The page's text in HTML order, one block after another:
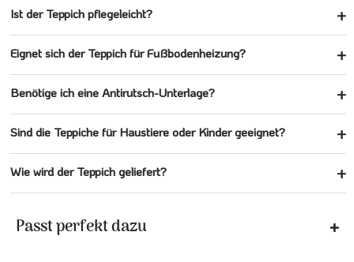
Ist der Teppich pflegeleicht?
Eignet sich der Teppich für Fußbodenheizung?
Benötige ich eine Antirutsch-Unterlage?
Sind die Teppiche für Haustiere oder Kinder geeignet?
Wie wird der Teppich geliefert?
Passt perfekt dazu